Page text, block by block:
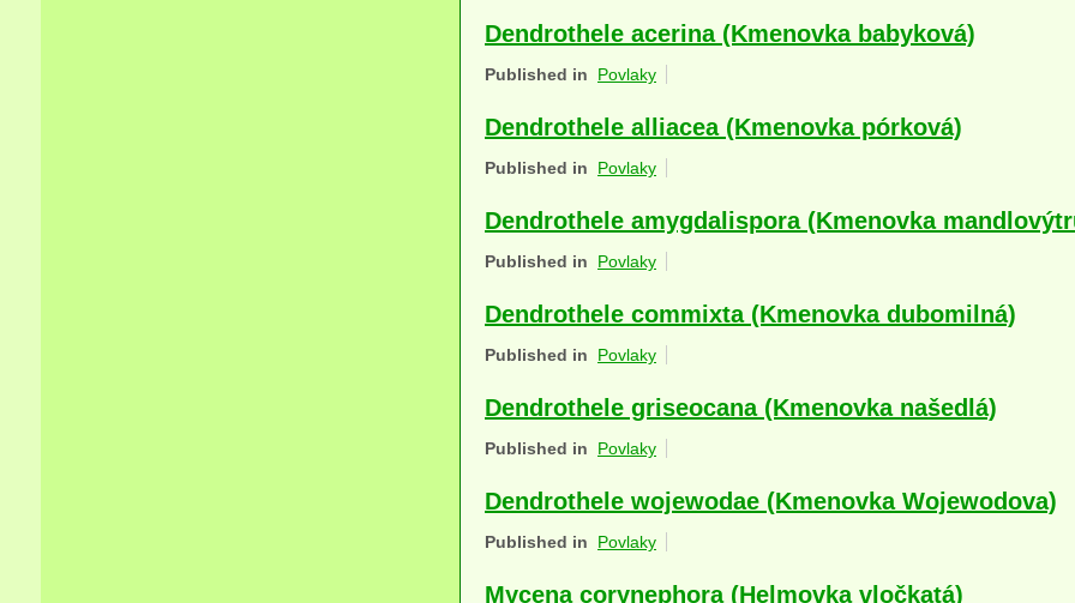
Dendrothele acerina (Kmenovka babyková)
Published in Povlaky
Dendrothele alliacea (Kmenovka pórková)
Published in Povlaky
Dendrothele amygdalispora (Kmenovka
Published in Povlaky
Dendrothele commixta (Kmenovka dubomilná)
Published in Povlaky
Dendrothele griseocana (Kmenovka našedlá)
Published in Povlaky
Dendrothele wojewodae (Kmenovka Wojewodova)
Published in Povlaky
Mycena corynephora (Helmovka vločkatá)